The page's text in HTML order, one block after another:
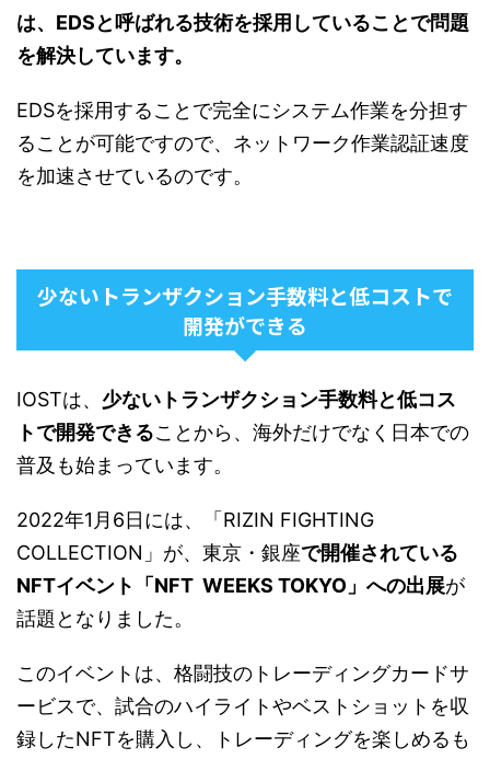
は、EDSと呼ばれる技術を採用していることで問題
を解決しています。
EDSを採用することで完全にシステム作業を分担す
ることが可能ですので、ネットワーク作業認証速度
を加速させているのです。
少ないトランザクション手数料と低コストで
開発ができる
IOSTは、 少ないトランザクション手数料と低コス
トで開発できることから、海外だけでなく日本での
普及も始まっています。
2022年1月6日には、「RIZIN FIGHTING
COLLECTION」が、東京・銀座で開催されている
NFTイベント「NFT WEEKS TOKYO」への出展が
話題となりました。
このイベントは、格闘技のトレーディングカードサ
ービスで、試合のハイライトやベストショットを収
録したNFTを購入し、トレーディングを楽しめるも